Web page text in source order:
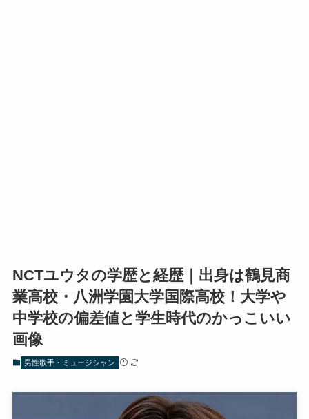
NCTユウタの学歴と経歴｜出身は鶴見商
業高校・八洲学園大学国際高校！大学や
中学校の偏差値と学生時代のかっこいい
画像
男性歌手・ミュージシャン